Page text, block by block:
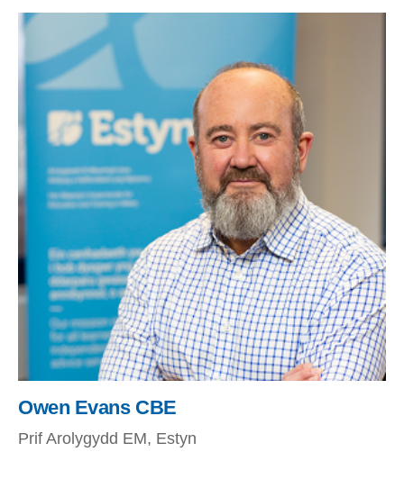
Owen Evans CBE
Prif Arolygydd EM, Estyn